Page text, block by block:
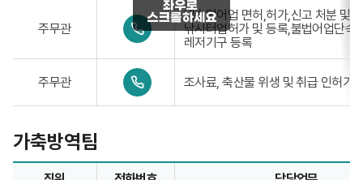
-
7
8
-
3
3
-
7
8
2
주무관
0
4
-
3
3
9
2
3
내수면어업 면허,허가,신고 처분 및
낚시터업허가 및 등록,불법어업단속,
레저기구 등록
주무관
0
4
1
9
-
조사료, 축산물 위생 및 취급 인허가
가축방역팀